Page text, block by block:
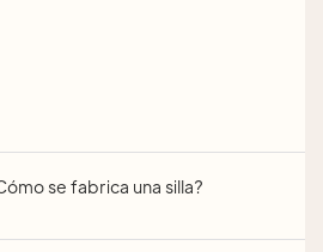
se fabrica una silla?